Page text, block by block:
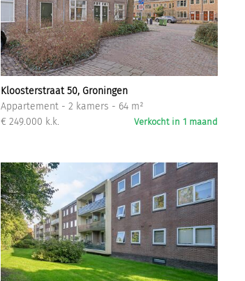
Kloosterstraat 50, Groningen
Appartement - 2 kamers - 64 m²
€ 249.000 k.k.
Verkocht in 1 maand